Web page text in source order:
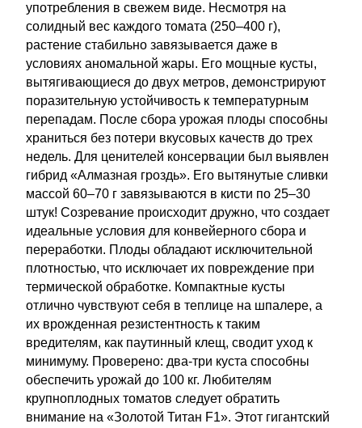
употребления в свежем виде. Несмотря на
солидный вес каждого томата (250–400 г),
растение стабильно завязывается даже в
условиях аномальной жары. Его мощные кусты,
вытягивающиеся до двух метров, демонстрируют
поразительную устойчивость к температурным
перепадам. После сбора урожая плоды способны
храниться без потери вкусовых качеств до трех
недель. Для ценителей консервации был выявлен
гибрид «Алмазная гроздь». Его вытянутые сливки
массой 60–70 г завязываются в кисти по 25–30
штук! Созревание происходит дружно, что создает
идеальные условия для конвейерного сбора и
переработки. Плоды обладают исключительной
плотностью, что исключает их повреждение при
термической обработке. Компактные кусты
отлично чувствуют себя в теплице на шпалере, а
их врожденная резистентность к таким
вредителям, как паутинный клещ, сводит уход к
минимуму. Проверено: два-три куста способны
обеспечить урожай до 100 кг. Любителям
крупноплодных томатов следует обратить
внимание на «Золотой Титан F1». Этот гигантский